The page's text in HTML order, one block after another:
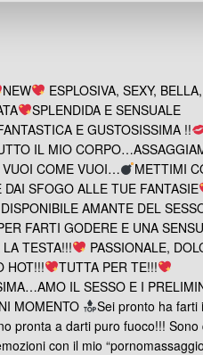
NEW
ESPLOSIVA, SEXY,
SPLENDIDA E SENSUALE
E GUSTOSISSIMA !!
IL MIO
VUOI COME VUOI…
METTIMI
DAI SFOGO ALLE TUE FANTASIE
AMANTE DEL
FARTI GODERE E UNA
TESTA!!!
PASSIONALE,
HOT!!!
TUTTA PER TE!!!
IL SESSO E I
MOMENTO
Sei pronto ha farti
pronta a darti puro fuoco!!! Sono
con il mio